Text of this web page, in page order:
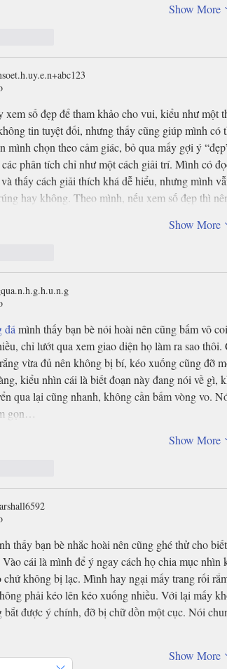
Show More
xem số đẹp để tham khảo cho vui, kiểu như một
tin tuyệt đối, nhưng thấy cũng giúp mình có
mình chọn theo cảm giác, bỏ qua mấy gợi ý
phân tích chỉ như một cách giải trí. Mình có
và thấy cách giải thích khá dễ hiểu, nhưng mình
hay không. Theo mình, nếu xem số đẹp thì
Show More
đá mình thấy bạn bè nói hoài nên cũng bấm vô
chỉ lướt qua xem giao diện họ làm ra sao
vừa đủ nên không bị bí, kéo xuống cũng đỡ
kiểu nhìn cái là biết đoạn này đang nói về gì,
qua lại cũng nhanh, không cần bấm vòng vo.
gọn…
Show More
thấy bạn bè nhắc hoài nên cũng ghé thử cho
Vào cái là mình để ý ngay cách họ chia mục
chứ không bị lạc. Mình hay ngại mấy trang rối
phải kéo lên kéo xuống nhiều. Với lại mấy
bắt được ý chính, đỡ bị chữ dồn một cục. Nói
Show More